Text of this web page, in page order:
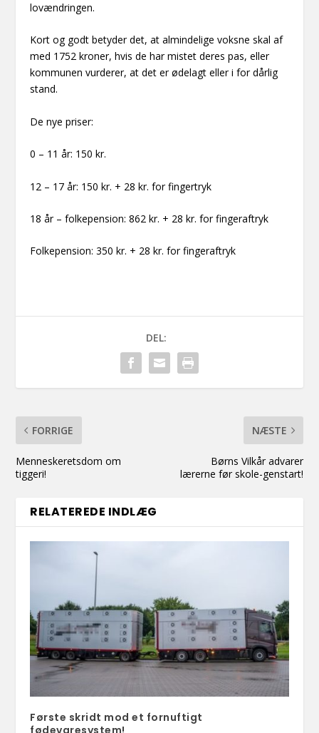
lovændringen.
Kort og godt betyder det, at almindelige voksne skal af
med 1752 kroner, hvis de har mistet deres pas, eller
kommunen vurderer, at det er ødelagt eller i for dårlig
stand.
De nye priser:
0 – 11 år: 150 kr.
12 – 17 år: 150 kr. + 28 kr. for fingertryk
18 år – folkepension: 862 kr. + 28 kr. for fingeraftryk
Folkepension: 350 kr. + 28 kr. for fingeraftryk
DEL:
FORRIGE
Menneskeretsdom om
tiggeri!
NÆSTE
Børns Vilkår advarer
lærerne før skole-genstart!
RELATEREDE INDLÆG
Første skridt mod et fornuftigt